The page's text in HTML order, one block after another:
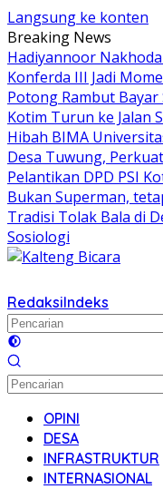
Langsung ke konten
Breaking News
Hadiyannoor
Konferda III Jadi
Potong Rambut
Kotim Turun ke Jalan
Hibah BIMA
Desa Tuwung,
Pelantikan DPD PSI
Bukan Superman,
Tradisi Tolak Bala di
Sosiologi
RedaksiIndeks
OPINI
DESA
INFRASTRUKTUR
INTERNASIONAL